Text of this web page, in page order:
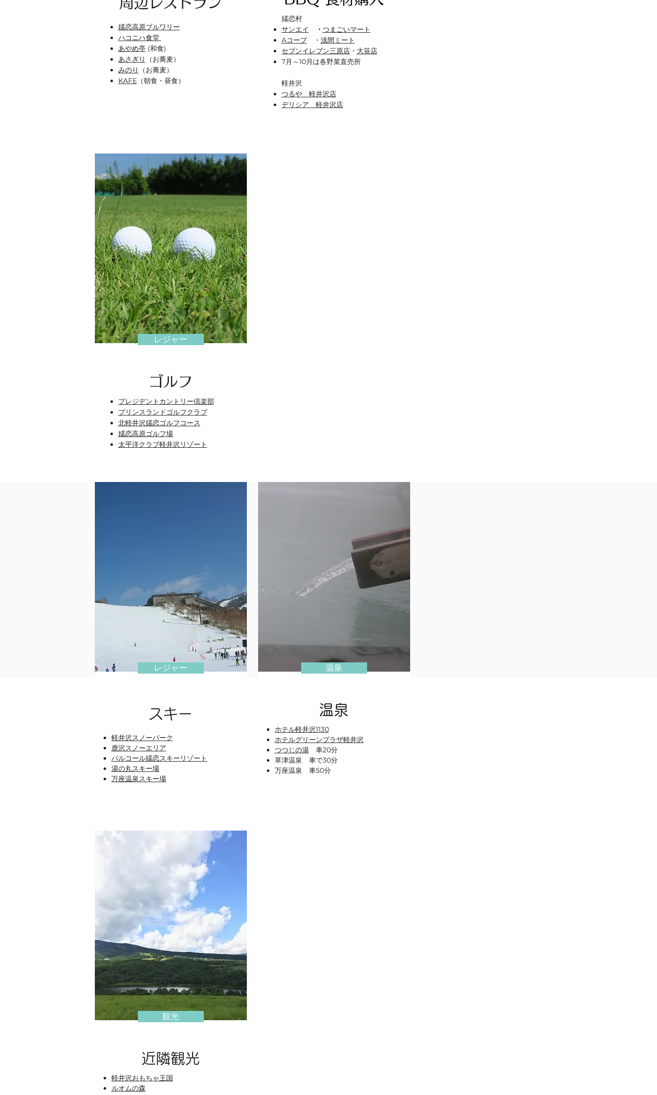
嬬恋高原ブルワリー
ハコニハ食堂
あやめ亭(和食)
あさぎり
（お蕎麦）
みのり
（お蕎麦）
KAFE（朝食・昼食）
嬬恋村
サンエイ
・ つまごいマート
Aコープ・ 浅間ミート
セブンイレブン三原店・ 大笹店
7月～10月は各野菜直売所​
​軽井沢
つるや 軽井沢店
デリシア 軽井沢店
レジャー
​ゴルフ
プレジデントカントリー倶楽部
プリンスランドゴルフクラブ
北軽井沢嬬恋ゴルフコース
嬬恋高原ゴルフ場
太平洋クラブ軽井沢リゾート
レジャー
​スキー
軽井沢スノーパーク
鹿沢スノーエリア
パルコール嬬恋スキーリゾート
湯の丸スキー場
万座温泉スキー場
温泉
温泉
ホテル軽井沢1130
ホテルグリーンプラザ軽井沢
つつじの湯車20分
草津温泉 車で30分
万座温泉 車50分
観光
​近隣観光
軽井沢おもちゃ王国
ルオムの森